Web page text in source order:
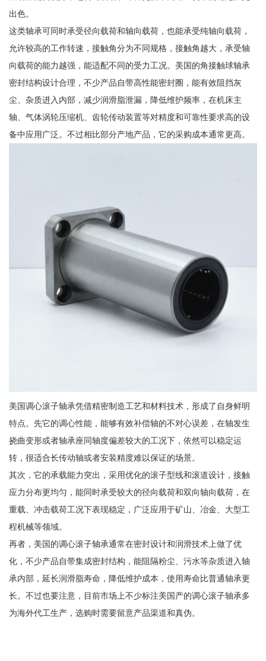
出色。
这类轴承可同时承受径向载荷和轴向载荷，也能承受纯轴向载荷，
允许较高的工作转速，接触角分为不同规格，接触角越大，承受轴
向载荷的能力越强，能适配不同的受力工况。美国的角接触球轴承
密封结构设计合理，不少产品自带高性能密封圈，能有效阻挡灰
尘、杂质进入内部，减少润滑脂泄漏，降低维护频率，在机床主
轴、气体涡轮压缩机、齿轮传动装置等对精度和可靠性要求高的设
备中应用广泛。不过相比部分产地产品，它的采购成本通常更高。
美国调心滚子轴承凭借精密制造工艺和材料技术，形成了自身鲜明
特点。先它的调心性能，能够有效补偿轴的不对心误差，在轴发生
挠曲变形或者轴承座同轴度偏差较大的工况下，依然可以稳定运
转，很适合长传动轴或者安装精度难以保证的场景。
其次，它的承载能力突出，采用优化的滚子型线和滚道设计，接触
应力分布更均匀，能同时承受较大的径向载荷和双向轴向载荷，在
重载、冲击载荷工况下表现稳定，广泛应用于矿山、冶金、大型工
程机械等领域。
再者，美国的调心滚子轴承通常在密封设计和润滑技术上做了优
化，不少产品自带集成密封结构，能阻隔粉尘、污水等杂质进入轴
承内部，延长润滑脂寿命，降低维护成本，使用寿命比普通轴承更
长。不过也要注意，目前市场上不少标注美国产的调心滚子轴承多
为海外代工生产，选购时需要留意产品渠道和真伪。